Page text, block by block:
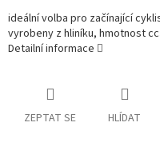
ideální volba pro začínající
vyrobeny z hliníku, hmotnost
Detailní informace
ZEPTAT SE HLÍDAT